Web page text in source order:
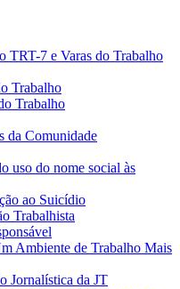
TRT-7 e Varas do Trabalho
Trabalho
Trabalho
da Comunidade
uso do nome social às
ao Suicídio
Trabalhista
Ambiente de Trabalho Mais
Jornalística da JT